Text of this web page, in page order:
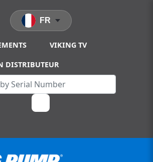
VIKING TV
DISTRIBUTEUR
FR